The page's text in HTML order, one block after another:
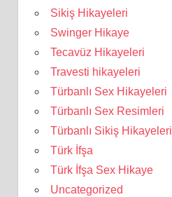
Sikiş Hikayeleri
Swinger Hikaye
Tecavüz Hikayeleri
Travesti hikayeleri
Türbanlı Sex Hikayeleri
Türbanlı Sex Resimleri
Türbanlı Sikiş Hikayeleri
Türk İfşa
Türk İfşa Sex Hikaye
Uncategorized